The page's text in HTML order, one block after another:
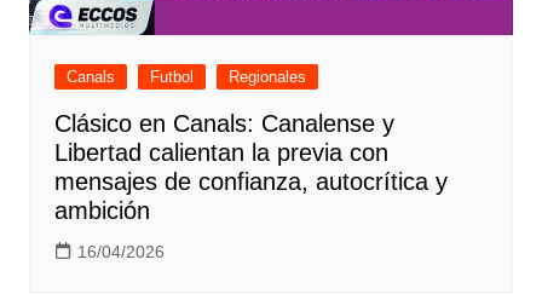
Canals Futbol Regionales
Clásico en Canals: Canalense y
Libertad calientan la previa con
mensajes de confianza, autocrítica y
ambición
16/04/2026